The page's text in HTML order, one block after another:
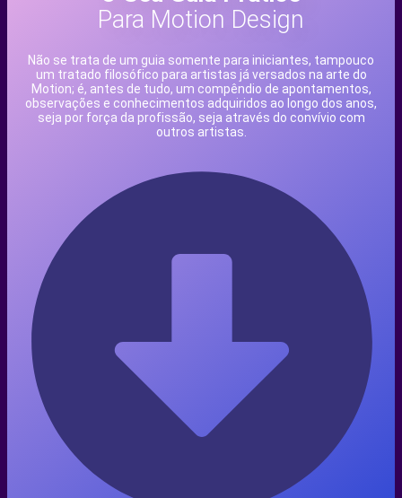
Para Motion Design
Não se trata de um guia somente para iniciantes, tampouco
um tratado filosófico para artistas já versados na arte do
Motion; é, antes de tudo, um compêndio de apontamentos,
observações e conhecimentos adquiridos ao longo dos anos,
seja por força da profissão, seja através do convívio com
outros artistas.